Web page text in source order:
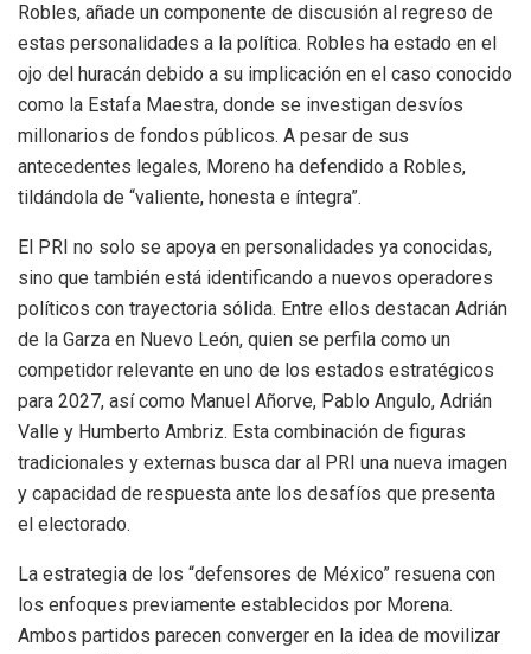
Robles, añade un componente de discusión al regreso de
estas personalidades a la política. Robles ha estado en el
ojo del huracán debido a su implicación en el caso conocido
como la Estafa Maestra, donde se investigan desvíos
millonarios de fondos públicos. A pesar de sus
antecedentes legales, Moreno ha defendido a Robles,
tildándola de “valiente, honesta e íntegra”.
El PRI no solo se apoya en personalidades ya conocidas,
sino que también está identificando a nuevos operadores
políticos con trayectoria sólida. Entre ellos destacan Adrián
de la Garza en Nuevo León, quien se perfila como un
competidor relevante en uno de los estados estratégicos
para 2027, así como Manuel Añorve, Pablo Angulo, Adrián
Valle y Humberto Ambriz. Esta combinación de figuras
tradicionales y externas busca dar al PRI una nueva imagen
y capacidad de respuesta ante los desafíos que presenta
el electorado.
La estrategia de los “defensores de México” resuena con
los enfoques previamente establecidos por Morena.
Ambos partidos parecen converger en la idea de movilizar